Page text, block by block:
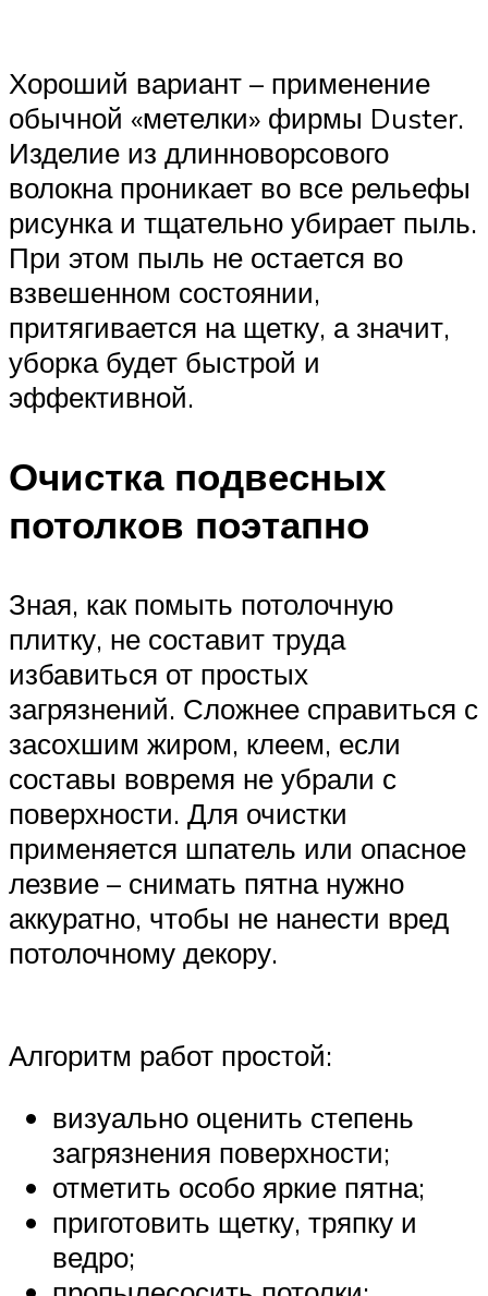
Хороший вариант – применение
обычной «метелки» фирмы Duster.
Изделие из длинноворсового
волокна проникает во все рельефы
рисунка и тщательно убирает пыль.
При этом пыль не остается во
взвешенном состоянии,
притягивается на щетку, а значит,
уборка будет быстрой и
эффективной.
Очистка подвесных
потолков поэтапно
Зная, как помыть потолочную
плитку, не составит труда
избавиться от простых
загрязнений. Сложнее справиться с
засохшим жиром, клеем, если
составы вовремя не убрали с
поверхности. Для очистки
применяется шпатель или опасное
лезвие – снимать пятна нужно
аккуратно, чтобы не нанести вред
потолочному декору.
Алгоритм работ простой:
визуально оценить степень
загрязнения поверхности;
отметить особо яркие пятна;
приготовить щетку, тряпку и
ведро;